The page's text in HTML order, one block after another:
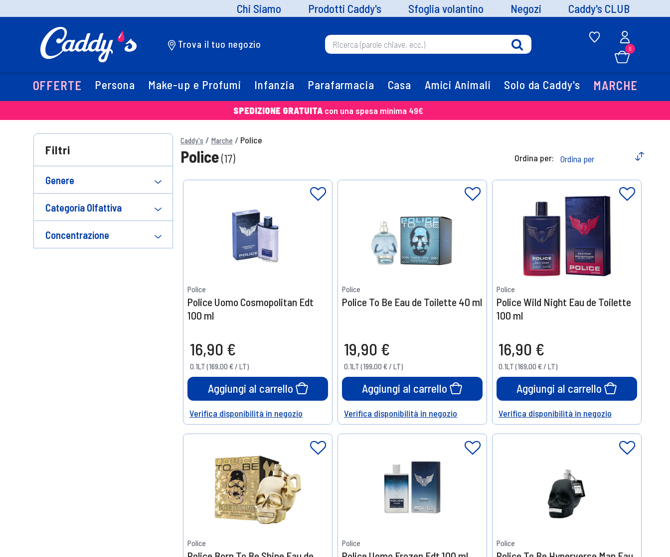
Chi Siamo Prodotti Caddy's Sfoglia volantino Negozi Caddy's CLUB
Trova il tuo negozio 0
OFFERTE Persona Make-up e Profumi Infanzia Parafarmacia Casa Amici Animali Solo da Caddy's MARCHE
SPEDIZIONE GRATUITA con una spesa minima 49€
Filtri
Genere
Categoria Olfattiva
Concentrazione
Caddy's Marche Police
Police(17) Ordina per:
Police
Police Uomo Cosmopolitan Edt
100 ml
16,90 €
0.1LT (169,00 € / LT)
Aggiungi al carrello
Help
Verifica disponibilità in negozio
Police
Police To Be Eau de Toilette 40 ml
19,90 €
0.1LT (199,00 € / LT)
Aggiungi al carrello
Help
Verifica disponibilità in negozio
Police
Police Wild Night Eau de Toilette
100 ml
16,90 €
0.1LT (169,00 € / LT)
Aggiungi al carrello
Help
Verifica disponibilità in negozio
Police Police Police